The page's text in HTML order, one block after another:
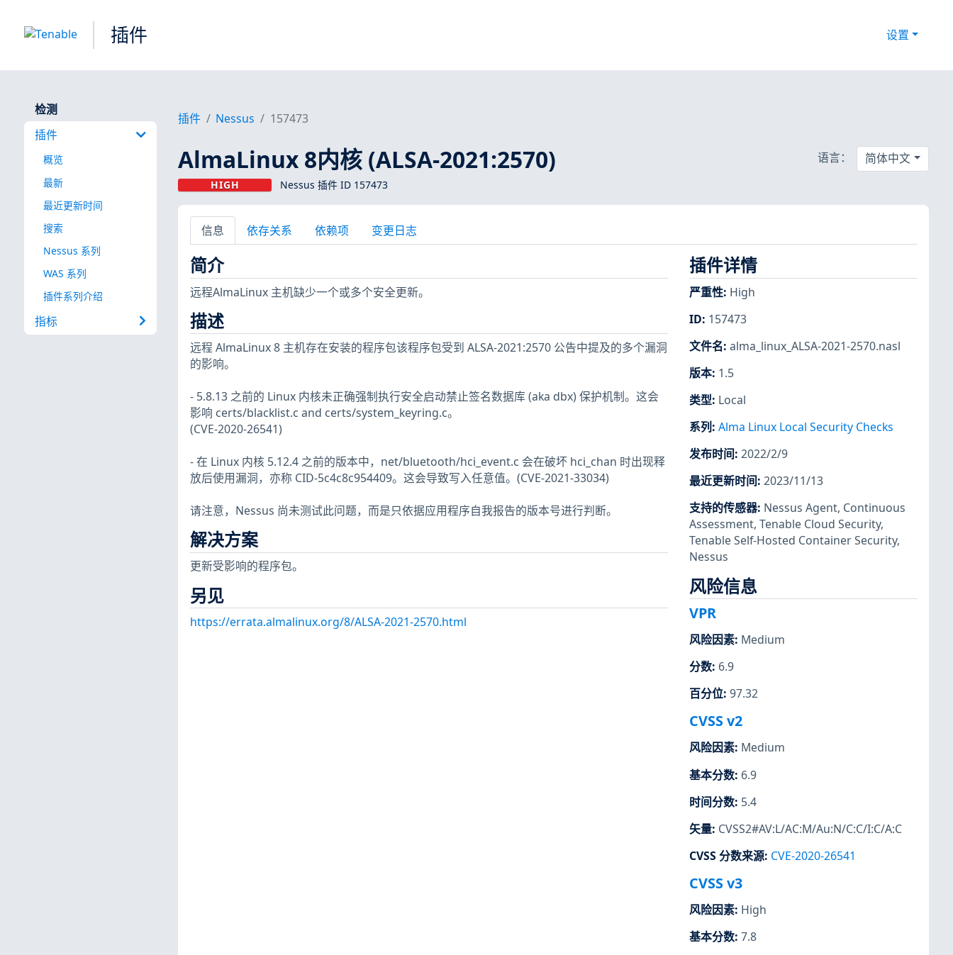
插件 设置
检测
插件
概览
最新
最近更新时间
搜索
Nessus 系列
WAS 系列
插件系列介绍
指标
插件 Nessus 157473
AlmaLinux 8内核 (ALSA-2021:2570)
HIGH Nessus 插件 ID 157473
语言： 简体中文
信息 依存关系 依赖项 变更日志
简介
远程AlmaLinux 主机缺少一个或多个安全更新。
描述
远程 AlmaLinux 8 主机存在安装的程序包该程序包受到 ALSA-2021:2570 公告中提及的多个漏洞
的影响。
- 5.8.13 之前的 Linux 内核未正确强制执行安全启动禁止签名数据库 (aka dbx) 保护机制。这会
影响 certs/blacklist.c and certs/system_keyring.c。
(CVE-2020-26541)
- 在 Linux 内核 5.12.4 之前的版本中，net/bluetooth/hci_event.c 会在破坏 hci_chan 时出现释
放后使用漏洞，亦称 CID-5c4c8c954409。这会导致写入任意值。(CVE-2021-33034)
请注意，Nessus 尚未测试此问题，而是只依据应用程序自我报告的版本号进行判断。
解决方案
更新受影响的程序包。
另见
https://errata.almalinux.org/8/ALSA-2021-2570.html
插件详情
严重性: High
ID: 157473
文件名: alma_linux_ALSA-2021-2570.nasl
版本: 1.5
类型: Local
系列 : Alma Linux Local Security Checks
发布时间: 2022/2/9
最近更新时间: 2023/11/13
支持的传感器: Nessus Agent, Continuous
Assessment, Tenable Cloud Security,
Tenable Self-Hosted Container Security,
Nessus
风险信息
VPR
风险因素: Medium
分数: 6.9
百分位: 97.32
CVSS v2
风险因素: Medium
基本分数: 6.9
时间分数: 5.4
矢量: CVSS2#AV:L/AC:M/Au:N/C:C/I:C/A:C
CVSS 分数来源: CVE-2020-26541
CVSS v3
风险因素: High
基本分数: 7.8